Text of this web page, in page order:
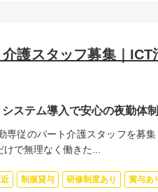
護スタッフ募集｜
ステム導入で安心の夜勤体制
専従のパート介護スタッフを募
で無理なく働きた...
制服貸与 研修制度あり 賞与あ